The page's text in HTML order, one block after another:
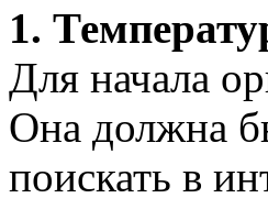
1.
Для начала
Она должна
поискать в